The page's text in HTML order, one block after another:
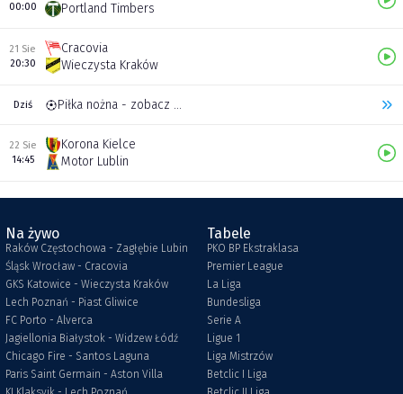
00:00
Portland Timbers
21 Sie
20:30
Cracovia
Wieczysta Kraków
Dziś Piłka nożna - zobacz inne transmisje
22 Sie
14:45
Korona Kielce
Motor Lublin
Na żywo
Raków Częstochowa - Zagłębie Lubin
Śląsk Wrocław - Cracovia
GKS Katowice - Wieczysta Kraków
Lech Poznań - Piast Gliwice
FC Porto - Alverca
Jagiellonia Białystok - Widzew Łódź
Chicago Fire - Santos Laguna
Paris Saint Germain - Aston Villa
Tabele
PKO BP Ekstraklasa
Premier League
La Liga
Bundesliga
Serie A
Ligue 1
Liga Mistrzów
Betclic I Liga